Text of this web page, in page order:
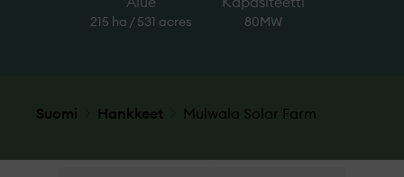
215 ha / 531 acres 80MW
Suomi Hankkeet Mulwala Solar Farm